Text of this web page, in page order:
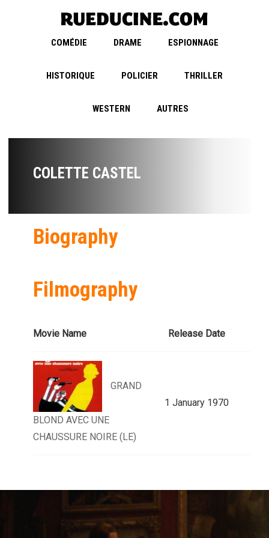
COMÉDIE DRAME ESPIONNAGE
HISTORIQUE POLICIER THRILLER
WESTERN AUTRES
COLETTE CASTEL
Biography
Filmography
Movie Name Release Date
GRAND
BLOND AVEC UNE
CHAUSSURE NOIRE (LE)
1 January 1970